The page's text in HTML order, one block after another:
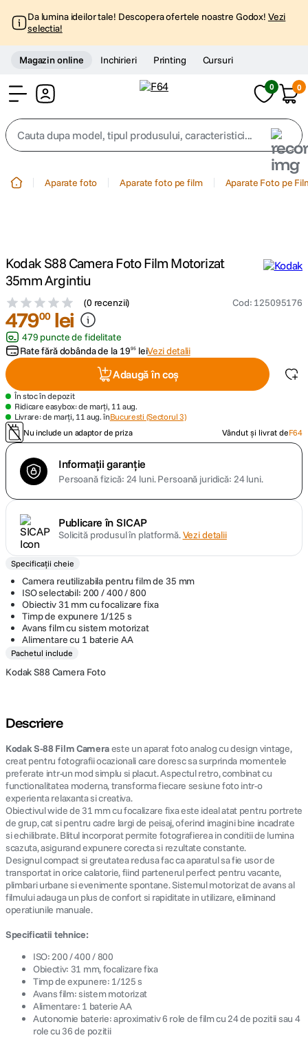
Da lumina ideilor tale! Descopera ofertele noastre Godox! Vezi
selectia!
Magazin online Inchirieri Printing Cursuri
0 0
Cauta dupa model, tipul produsului, caracteristici...
trepied telefon
4. peak design
5. canon sx740 hs
7. card memorie
8. ulanzi
9. insta 360
godox
Aparate foto Aparate foto pe film Aparate Foto pe
Kodak S88 Camera Foto Film Motorizat
35mm Argintiu
(0 recenzii) Cod: 125095176
47900 lei
479 puncte de fidelitate
Rate fără dobânda de la 1995 leiVezi detalii
Adaugă în coș
În stoc în depozit
Ridicare easybox: de marți, 11 aug.
Livrare: de marți, 11 aug. înBucuresti (Sectorul 3)
Nu include un adaptor de priza
Vândut și livrat deF64
Informații garanție
Persoană fizică: 24 luni.Persoană juridică: 24 luni.
Publicare în SICAP
Solicită produsul în platformă.Vezi detalii
Specificații cheie
Camera reutilizabila pentru film de 35 mm
ISO selectabil: 200 / 400 / 800
Obiectiv 31 mm cu focalizare fixa
Timp de expunere 1/125 s
Avans film cu sistem motorizat
Alimentare cu 1 baterie AA
Pachetul include
Kodak S88 Camera Foto
Descriere
Kodak S-88 Film Cameraeste un aparat foto analog cu design vintage,
creat pentru fotografii ocazionali care doresc sa surprinda momentele
preferate intr-un mod simplu si placut. Aspectul retro, combinat cu
functionalitatea moderna, transforma fiecare sesiune foto intr-o
experienta relaxanta si creativa.
Obiectivul wide de 31 mm cu focalizare fixa este ideal atat pentru portrete
de grup, cat si pentru cadre largi de peisaj, oferind imagini bine incadrate
si echilibrate. Blitul incorporat permite fotografierea in conditii de lumina
scazuta, asigurand expunere corecta si rezultate constante.
Designul compact si greutatea redusa fac ca aparatul sa fie usor de
transportat in orice calatorie, fiind partenerul perfect pentru vacante,
plimbari urbane si evenimente spontane. Sistemul motorizat de avans al
filmului adauga un plus de confort si rapiditate in utilizare, eliminand
operatiunile manuale.
Specificatii tehnice:
ISO: 200 / 400 / 800
Obiectiv: 31 mm, focalizare fixa
Timp de expunere: 1/125 s
Avans film: sistem motorizat
Alimentare: 1 baterie AA
Autonomie baterie: aproximativ 6 role de film cu 24 de pozitii sau 4
role cu 36 de pozitii